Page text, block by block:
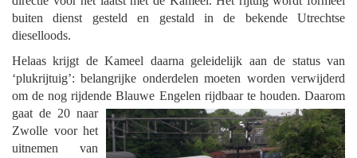
buiten dienst gesteld en gestald in de bekende Utrechtse
dieselloods.
Helaas krijgt de Kameel daarna geleidelijk aan de status van
‘plukrijtuig’: belangrijke onderdelen moeten worden verwijderd
om de nog rijdende Blauwe Engelen rijdbaar te houden. Daarom
gaat de 20 naar
Zwolle voor het
uitnemen van